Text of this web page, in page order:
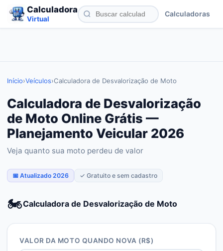
Calculadora
Virtual
Calculadoras
Início›Veículos›Calculadora de Desvalorização de Moto
Calculadora de Desvalorização
de Moto Online Grátis —
Planejamento Veicular 2026
Veja quanto sua moto perdeu de valor
📅 Atualizado 2026 ✓ Gratuito e sem cadastro
🏍️Calculadora de Desvalorização de Moto
VALOR DA MOTO QUANDO NOVA (R$)